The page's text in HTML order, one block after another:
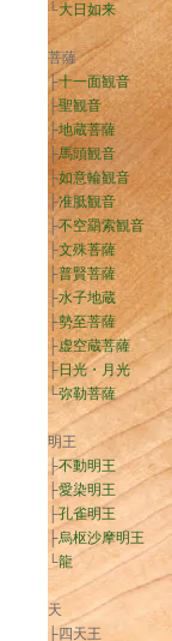
└大日如来
菩薩
├十一面観音
├聖観音
├地蔵菩薩
├馬頭観音
├如意輪観音
├准胝観音
├不空羂索観音
├文殊菩薩
├普賢菩薩
├水子地蔵
├勢至菩薩
├虚空蔵菩薩
├日光・月光
└弥勒菩薩
明王
├不動明王
├愛染明王
├孔雀明王
├烏枢沙摩明王
└龍
天
├四天王